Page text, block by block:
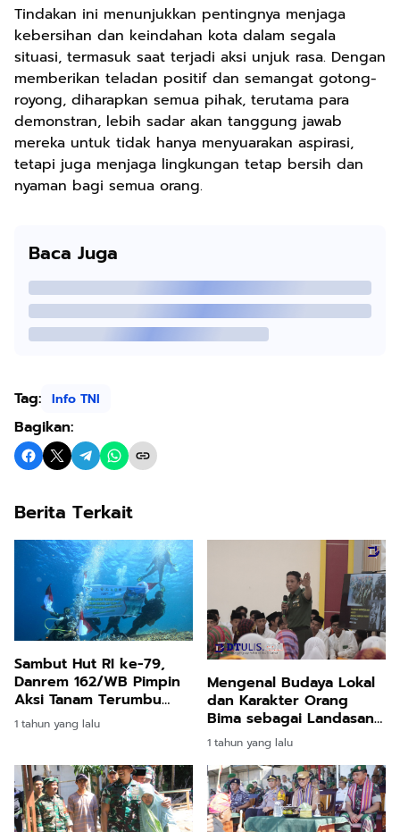
Tindakan ini menunjukkan pentingnya menjaga
kebersihan dan keindahan kota dalam segala
situasi, termasuk saat terjadi aksi unjuk rasa. Dengan
memberikan teladan positif dan semangat gotong-
royong, diharapkan semua pihak, terutama para
demonstran, lebih sadar akan tanggung jawab
mereka untuk tidak hanya menyuarakan aspirasi,
tetapi juga menjaga lingkungan tetap bersih dan
nyaman bagi semua orang.
Baca Juga
Tag: Info TNI
Bagikan:
Berita Terkait
Sambut Hut RI ke-79,
Danrem 162/WB Pimpin
Aksi Tanam Terumbu
Karang dan Parade
Bendera Merah Putih
1 tahun yang lalu
Mengenal Budaya Lokal
dan Karakter Orang
Bima sebagai Landasan
Hidup Generasi Z
1 tahun yang lalu